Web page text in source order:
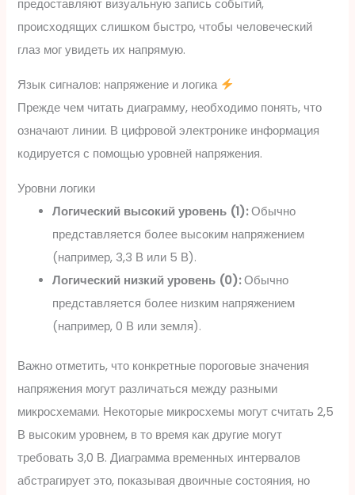
предоставляют визуальную запись событий,
происходящих слишком быстро, чтобы человеческий
глаз мог увидеть их напрямую.
Язык сигналов: напряжение и логика
Прежде чем читать диаграмму, необходимо понять, что
означают линии. В цифровой электронике информация
кодируется с помощью уровней напряжения.
Уровни логики
Логический высокий уровень (1):Обычно
представляется более высоким напряжением
(например, 3,3 В или 5 В).
Логический низкий уровень (0):Обычно
представляется более низким напряжением
(например, 0 В или земля).
Важно отметить, что конкретные пороговые значения
напряжения могут различаться между разными
микросхемами. Некоторые микросхемы могут считать 2,5
В высоким уровнем, в то время как другие могут
требовать 3,0 В. Диаграмма временных интервалов
абстрагирует это, показывая двоичные состояния, но